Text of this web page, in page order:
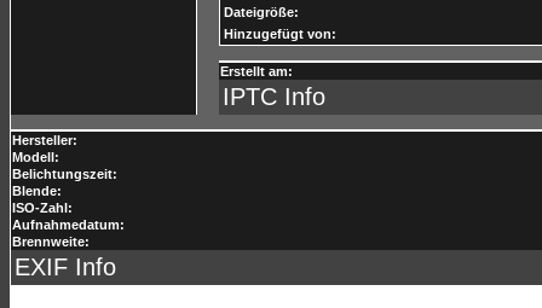
Dateigröße:
Hinzugefügt von:
Erstellt am:
IPTC Info
Hersteller:
Modell:
Belichtungszeit:
Blende:
ISO-Zahl:
Aufnahmedatum:
Brennweite:
EXIF Info